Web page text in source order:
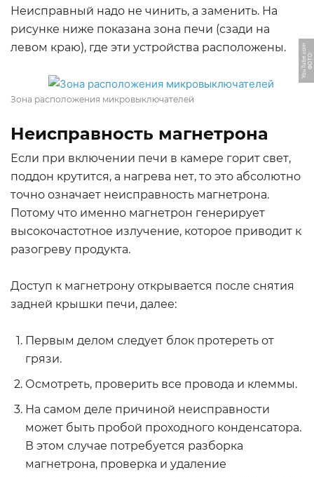
Неисправный надо не чинить, а заменить. На
рисунке ниже показана зона печи (сзади на
левом краю), где эти устройства расположены.
Ф
О
Т
О:
Y
o
u
T
u
b
e.
c
o
m
Зона расположения микровыключателей
Неисправность магнетрона
Если при включении печи в камере горит свет,
поддон крутится, а нагрева нет, то это абсолютно
точно означает неисправность магнетрона.
Потому что именно магнетрон генерирует
высокочастотное излучение, которое приводит к
разогреву продукта.
Доступ к магнетрону открывается после снятия
задней крышки печи, далее:
Первым делом следует блок протереть от
грязи.
Осмотреть, проверить все провода и клеммы.
На самом деле причиной неисправности
может быть пробой проходного конденсатора.
В этом случае потребуется разборка
магнетрона, проверка и удаление